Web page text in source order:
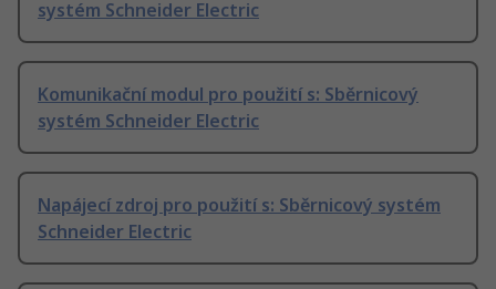
systém Schneider Electric
Komunikační modul pro použití s: Sběrnicový
systém Schneider Electric
Napájecí zdroj pro použití s: Sběrnicový systém
Schneider Electric